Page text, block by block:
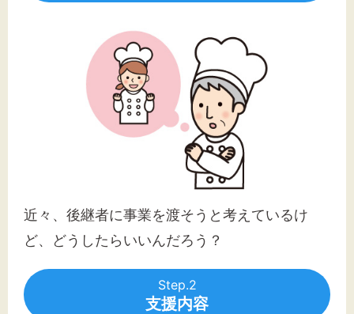
近々、後継者に事業を渡そうと考えているけ
ど、どうしたらいいんだろう？
Step.2
支援内容